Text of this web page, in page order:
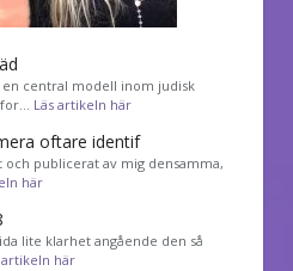
en central modell inom judisk
Läs artikeln här
oftare identif
och publicerat av mig densamma,
här
lite klarhet angående den så
artikeln här